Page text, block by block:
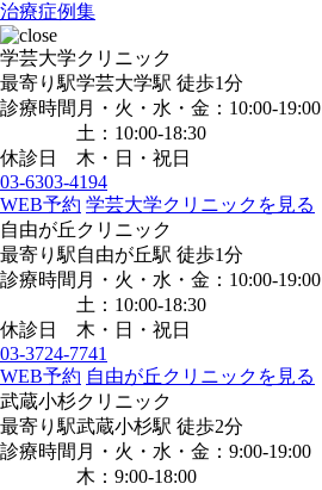
治療症例集
学芸大学クリニック
最寄り駅学芸大学駅 徒歩1分
診療時間 月・火・水・金：10:00-19:00
土：10:00-18:30
休診日
木・日・祝日
03-6303-4194
WEB予約 学芸大学クリニックを見る
自由が丘クリニック
最寄り駅自由が丘駅 徒歩1分
診療時間 月・火・水・金：10:00-19:00
土：10:00-18:30
休診日
木・日・祝日
03-3724-7741
WEB予約 自由が丘クリニックを見る
武蔵小杉クリニック
最寄り駅武蔵小杉駅 徒歩2分
診療時間 月・火・水・金：9:00-19:00
木：9:00-18:00